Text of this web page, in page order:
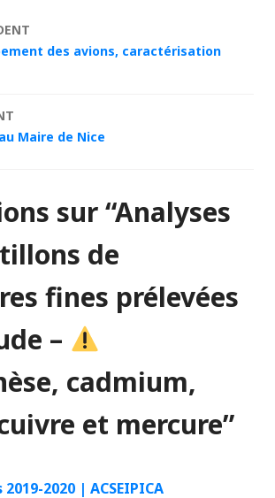
des avions, caractérisation
Maire de Nice
sur “Analyses
de
fines prélevées
–
cadmium,
et mercure”
2020 | ACSEIPICA